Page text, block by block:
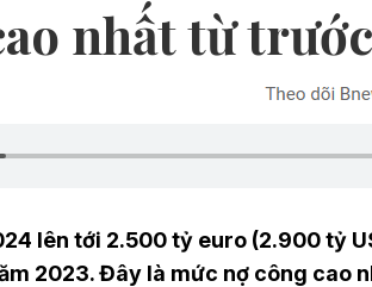
nhất từ
lên tới 2.500 tỷ euro (2.900 tỷ
2023. Đây là mức nợ công cao